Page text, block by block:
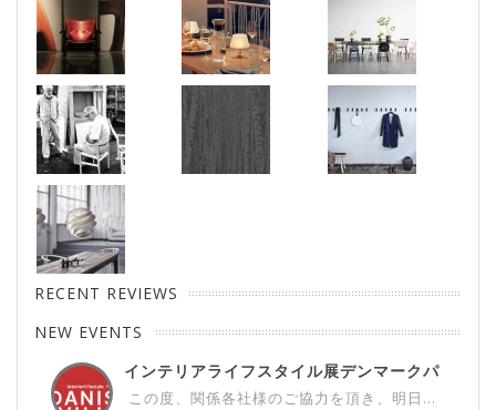
RECENT REVIEWS
NEW EVENTS
インテリアライフスタイル展デンマークパ
この度、関係各社様のご協力を頂き、明日...